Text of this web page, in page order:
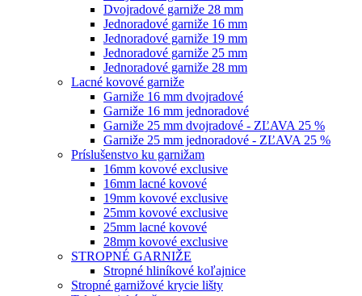
Dvojradové garniže 28 mm
Jednoradové garniže 16 mm
Jednoradové garniže 19 mm
Jednoradové garniže 25 mm
Jednoradové garniže 28 mm
Lacné kovové garniže
Garniže 16 mm dvojradové
Garniže 16 mm jednoradové
Garniže 25 mm dvojradové - ZĽAVA 25 %
Garniže 25 mm jednoradové - ZĽAVA 25 %
Príslušenstvo ku garnižam
16mm kovové exclusive
16mm lacné kovové
19mm kovové exclusive
25mm kovové exclusive
25mm lacné kovové
28mm kovové exclusive
STROPNÉ GARNIŽE
Stropné hliníkové koľajnice
Stropné garnižové krycie lišty